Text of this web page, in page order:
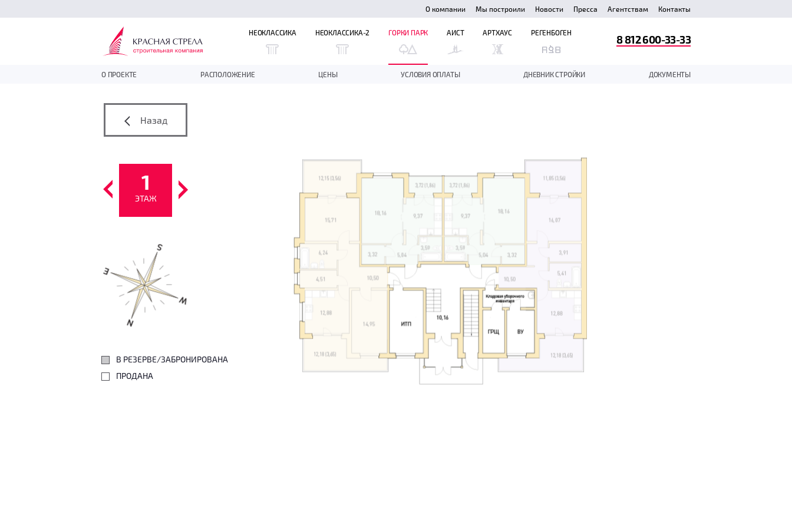
О компании Мы построили Новости Пресса Агентствам Контакты
НЕОКЛАССИКА НЕОКЛАССИКА-2 ГОРКИ ПАРК
О ПРОЕКТЕ РАСПОЛОЖЕНИЕ ЦЕНЫ УСЛОВИЯ ОПЛАТЫ ДНЕВНИК СТРОЙКИ ДОКУМЕНТЫ
АИСТ АРТХАУС РЕГЕНБОГЕН
8 812 600-33-33
Назад
1
ЭТАЖ
В РЕЗЕРВЕ/ЗАБРОНИРОВАНА
ПРОДАНА